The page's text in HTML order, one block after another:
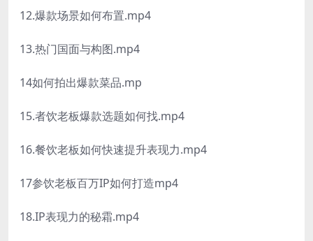
12.爆款场景如何布置.mp4
13.热门国面与构图.mp4
14如何拍出爆款菜品.mp
15.者饮老板爆款选题如何找.mp4
16.餐饮老板如何快速提升表现力.mp4
17参饮老板百万IP如何打造mp4
18.IP表现力的秘霜.mp4